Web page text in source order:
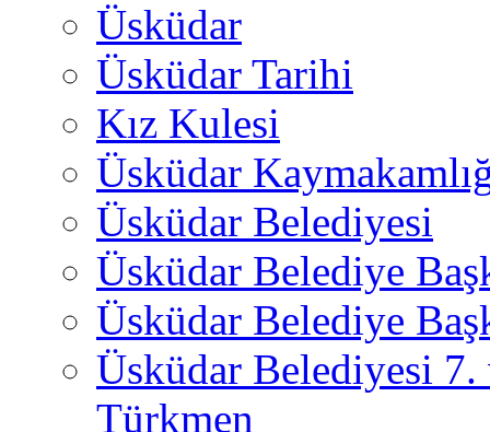
Üsküdar
Üsküdar Tarihi
Kız Kulesi
Üsküdar
Üsküdar Belediyesi
Üsküdar Belediye
Üsküdar Belediye
Üsküdar Belediyesi
Türkmen